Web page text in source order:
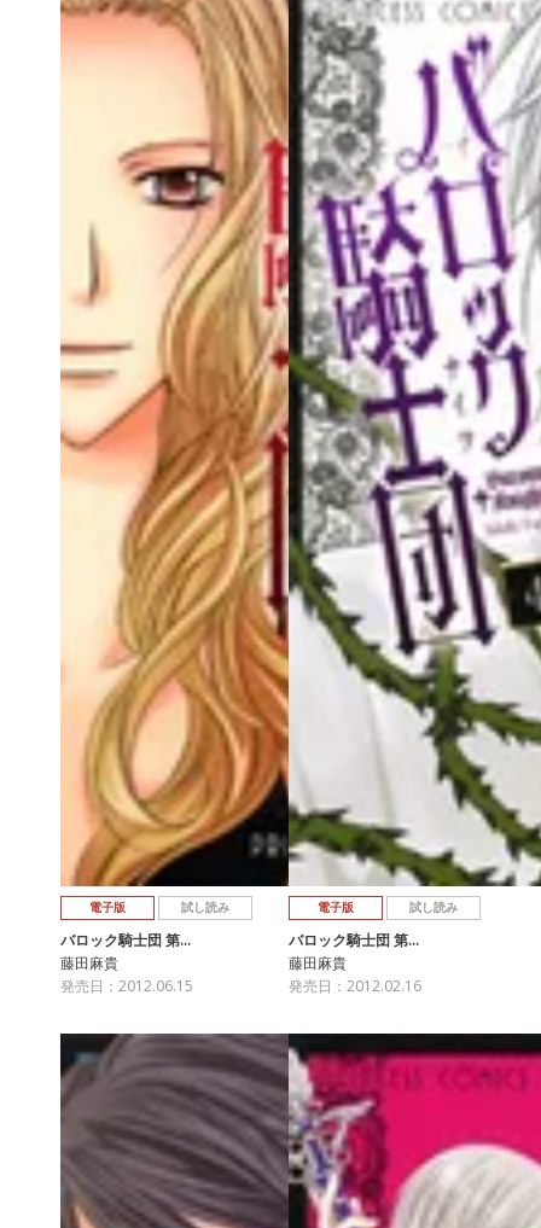
電子版 試し読み
バロック騎士団 第…
藤田麻貴
発売日：2012.06.15
電子版 試し読み
バロック騎士団 第…
藤田麻貴
発売日：2012.02.16